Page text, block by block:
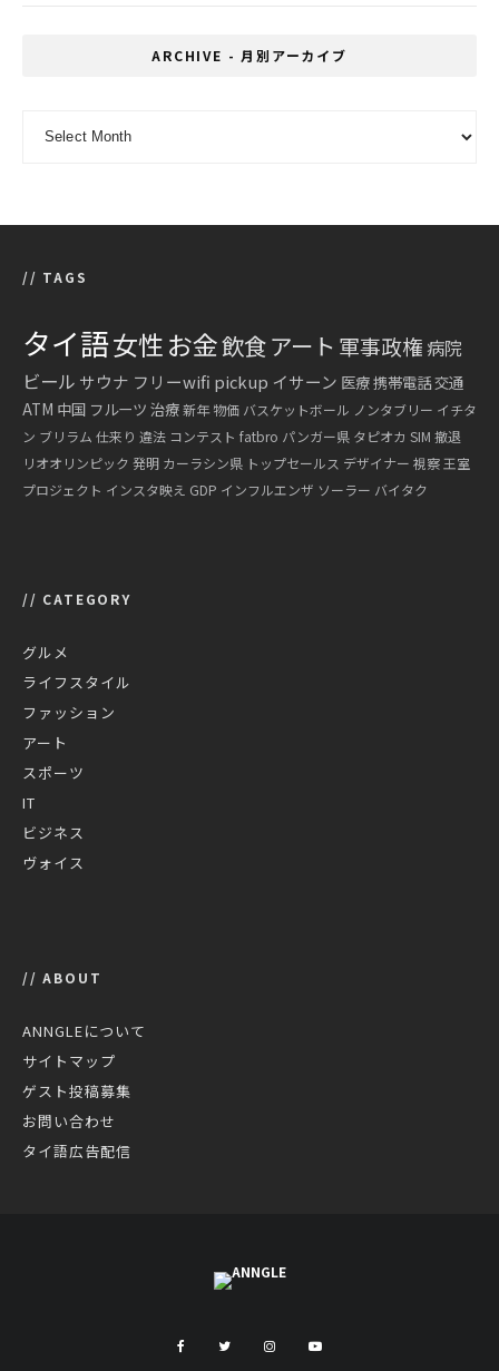
ARCHIVE - 月別アーカイブ
// TAGS
タイ語女性お金飲食アート 軍事政権病院
ビール サウナ フリーwifi pickup イサーン 医療携帯電話交通
ATM 中国 フルーツ 治療新年 物価 バスケットボール ノンタブリー イチタ
ン ブリラム 仕来り 違法 コンテスト fatbro パンガー県 タピオカ SIM 撤退
リオオリンピック 発明 カーラシン県 トップセールス デザイナー 視察 王室
プロジェクト インスタ映え GDP インフルエンザ ソーラー バイタク
// CATEGORY
グルメ
ライフスタイル
ファッション
アート
スポーツ
IT
ビジネス
ヴォイス
// ABOUT
ANNGLEについて
サイトマップ
ゲスト投稿募集
お問い合わせ
タイ語広告配信